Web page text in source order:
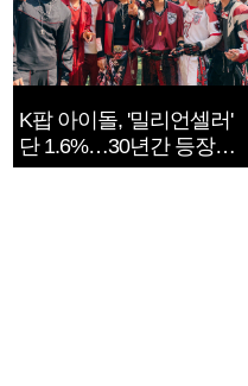
K팝 아이돌, '밀리언셀러'
단 1.6%…30년간 등장
1182개팀 전수조사